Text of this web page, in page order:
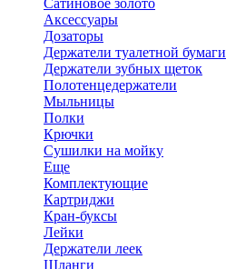
Сатиновое золото
Аксессуары
Дозаторы
Держатели туалетной бумаги
Держатели зубных щеток
Полотенцедержатели
Мыльницы
Полки
Крючки
Сушилки на мойку
Еще
Комплектующие
Картриджи
Кран-буксы
Лейки
Держатели леек
Шланги